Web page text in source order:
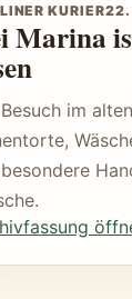
KURIER22.
Marina
im